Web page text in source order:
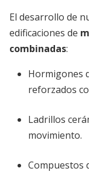
El desarrollo de
edificaciones de
combinadas:
Hormigones
reforzados
Ladrillos
movimiento.
Compuestos